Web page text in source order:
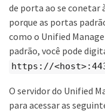
de porta ao se conetar
porque as portas
como o Unified
padrão, você pode
https://
O servidor do Unified
para acessar as